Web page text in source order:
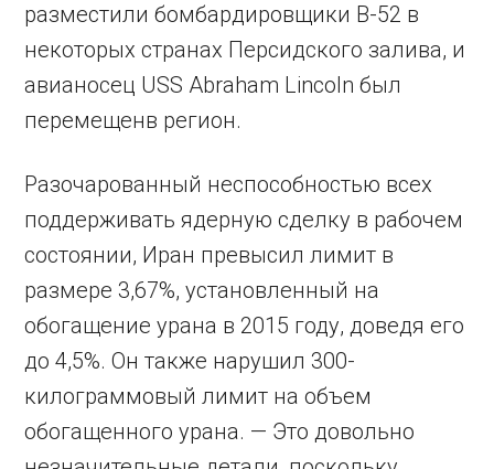
разместили бомбардировщики B-52 в
некоторых странах Персидского залива, и
авианосец USS Abraham Lincoln был
перемещенв регион.
Разочарованный неспособностью всех
поддерживать ядерную сделку в рабочем
состоянии, Иран превысил лимит в
размере 3,67%, установленный на
обогащение урана в 2015 году, доведя его
до 4,5%. Он также нарушил 300-
килограммовый лимит на объем
обогащенного урана. — Это довольно